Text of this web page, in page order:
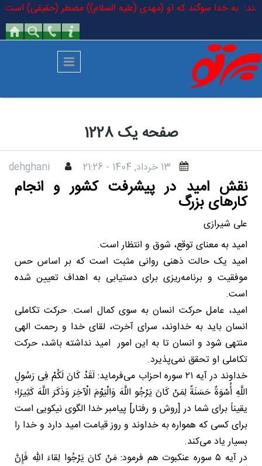
رفتن به محتوای اصلی
فرمودند: به خدا سوگند که او (مهدی (علیه السلام)) مضطر (حقیقی)
صفحه یک 1228
13 خرداد, 1404 - 21:26 dehghani
نقش امید در پیشرفت کشور و انجام
کارهای بزرگ
علی شیرازی
امید به معنای توقع، شوق و انتظار است.
امید یک حالت ذهنی روانی مثبت است که بر اساس حس
موفقیت و برنامه‌ریزی برای دستیابی به اهداف تعیین شده
است.
امید، عامل حرکت انسان به سوی کمال است. حرکت تکاملی
انسان باید به خداوند، سرای آخرت، لقای خدا و رحمت الهی
منتهی شود و انسان تا به این امور امید نداشته باشد، حرکت
تکاملی او تحقق نمی‌پذیرد.
خداوند در آیه ۲۱ سوره احزاب می‌فرماید: لَقَدْ کَانَ لَکُمْ فِی رَسُولِ
اللَّهِ أُسْوَةٌ حَسَنَةٌ لِمَنْ كَانَ يَرْجُو اللَّهَ وَالْيَوْمَ الْآخِرَ وَذَكَرَ اللَّهَ كَثِيرًا؛
یقیناً برای شما در [روش و رفتار] پیامبر خدا الگوی نیکویی است
برای کسی که همواره به خداوند و روز قیامت امید دارد و خدا را
بسیار یاد می‌کند.
در آیه ۵ سوره عنکبوت هم فرمود: مَنْ کانَ یَرْجُوا لِقاءَ اللهِ فَإِنَّ